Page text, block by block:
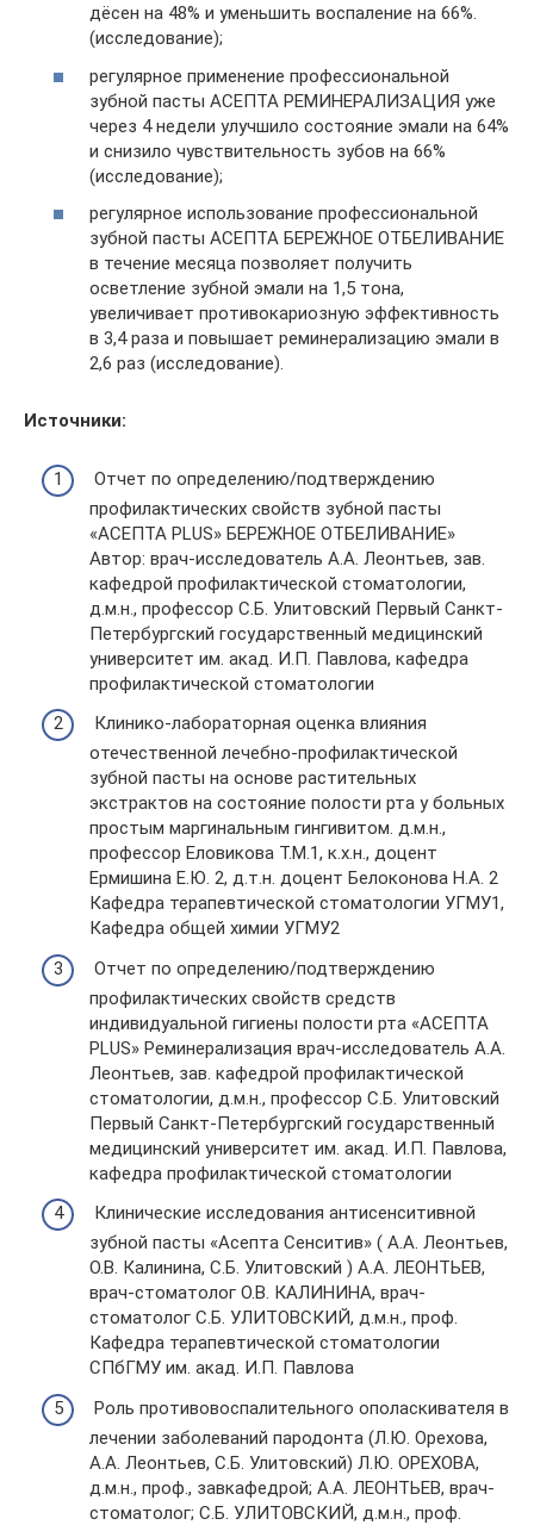
дёсен на 48% и уменьшить воспаление на 66%.
(исследование);
регулярное применение профессиональной
зубной пасты АСЕПТА РЕМИНЕРАЛИЗАЦИЯ уже
через 4 недели улучшило состояние эмали на 64%
и снизило чувствительность зубов на 66%
(исследование);
регулярное использование профессиональной
зубной пасты АСЕПТА БЕРЕЖНОЕ ОТБЕЛИВАНИЕ
в течение месяца позволяет получить
осветление зубной эмали на 1,5 тона,
увеличивает противокариозную эффективность
в 3,4 раза и повышает реминерализацию эмали в
2,6 раз (исследование).
Источники:
Отчет по определению/подтверждению
профилактических свойств зубной пасты
«АСЕПТА PLUS» БЕРЕЖНОЕ ОТБЕЛИВАНИЕ»
Автор: врач-исследователь А.А. Леонтьев, зав.
кафедрой профилактической стоматологии,
д.м.н., профессор С.Б. Улитовский Первый Санкт-
Петербургский государственный медицинский
университет им. акад. И.П. Павлова, кафедра
профилактической стоматологии
Клинико-лабораторная оценка влияния
отечественной лечебно-профилактической
зубной пасты на основе растительных
экстрактов на состояние полости рта у больных
простым маргинальным гингивитом. д.м.н.,
профессор Еловикова Т.М.1, к.х.н., доцент
Ермишина Е.Ю. 2, д.т.н. доцент Белоконова Н.А. 2
Кафедра терапевтической стоматологии УГМУ1,
Кафедра общей химии УГМУ2
Отчет по определению/подтверждению
профилактических свойств средств
индивидуальной гигиены полости рта «АСЕПТА
PLUS» Реминерализация врач-исследователь А.А.
Леонтьев, зав. кафедрой профилактической
стоматологии, д.м.н., профессор С.Б. Улитовский
Первый Санкт-Петербургский государственный
медицинский университет им. акад. И.П. Павлова,
кафедра профилактической стоматологии
Клинические исследования антисенситивной
зубной пасты «Асепта Сенситив» ( А.А. Леонтьев,
О.В. Калинина, С.Б. Улитовский ) А.А. ЛЕОНТЬЕВ,
врач-стоматолог О.В. КАЛИНИНА, врач-
стоматолог С.Б. УЛИТОВСКИЙ, д.м.н., проф.
Кафедра терапевтической стоматологии
СПбГМУ им. акад. И.П. Павлова
Роль противовоспалительного ополаскивателя в
лечении заболеваний пародонта (Л.Ю. Орехова,
А.А. Леонтьев, С.Б. Улитовский) Л.Ю. ОРЕХОВА,
д.м.н., проф., завкафедрой; А.А. ЛЕОНТЬЕВ, врач-
стоматолог; С.Б. УЛИТОВСКИЙ, д.м.н., проф.